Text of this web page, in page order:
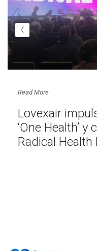
Read More
Lovexair
‘One Health’ y
Radical Health